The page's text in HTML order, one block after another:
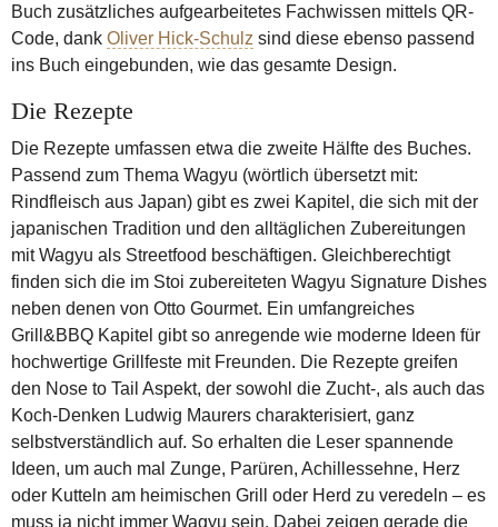
Buch zusätzliches aufgearbeitetes Fachwissen mittels QR-
Code, dank Oliver Hick-Schulz sind diese ebenso passend
ins Buch eingebunden, wie das gesamte Design.
Die Rezepte
Die Rezepte umfassen etwa die zweite Hälfte des Buches.
Passend zum Thema Wagyu (wörtlich übersetzt mit:
Rindfleisch aus Japan) gibt es zwei Kapitel, die sich mit der
japanischen Tradition und den alltäglichen Zubereitungen
mit Wagyu als Streetfood beschäftigen. Gleichberechtigt
finden sich die im Stoi zubereiteten Wagyu Signature Dishes
neben denen von Otto Gourmet. Ein umfangreiches
Grill&BBQ Kapitel gibt so anregende wie moderne Ideen für
hochwertige Grillfeste mit Freunden. Die Rezepte greifen
den Nose to Tail Aspekt, der sowohl die Zucht-, als auch das
Koch-Denken Ludwig Maurers charakterisiert, ganz
selbstverständlich auf. So erhalten die Leser spannende
Ideen, um auch mal Zunge, Parüren, Achillessehne, Herz
oder Kutteln am heimischen Grill oder Herd zu veredeln – es
muss ja nicht immer Wagyu sein. Dabei zeigen gerade die